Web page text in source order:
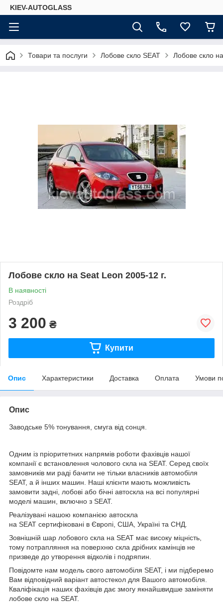
KIEV-AUTOGLASS
Товари та послуги Лобове скло SEAT Лобове скло
Лобове скло на Seat Leon 2005-12 г.
В наявності
Роздріб
3 200 ₴
Купити
Опис Характеристики Доставка Оплата Умови
Опис
Заводське 5% тонування, смуга від сонця.
Одним із пріоритетних напрямів роботи фахівців нашої
компанії є встановлення чолового скла на SEAT. Серед своїх
замовників ми раді бачити не тільки власників автомобіля
SEAT, а й інших машин. Наші клієнти мають можливість
замовити задні, лобові або бічні автоскла на всі популярні
моделі машин, включно з SEAT.
Реалізувані нашою компанією автоскла
на SEAT сертифіковані в Європі, США, Україні та СНД.
Зовнішній шар лобового скла на SEAT має високу міцність,
тому потрапляння на поверхню скла дрібних камінців не
призведе до утворення відколів і подряпин.
Повідомте нам модель свого автомобіля SEAT, і ми підберемо
Вам відповідний варіант автостекол для Вашого автомобіля.
Кваліфікація наших фахівців дає змогу якнайшвидше заміняти
лобове скло на SEAT.